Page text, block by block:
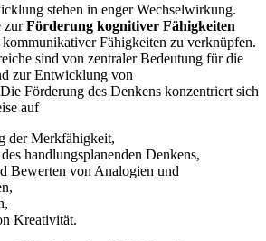
stehen in enger Wechselwirkung.
zurFörderung kognitiver Fähigkeiten
Fähigkeiten zu verknüpfen.
sind von zentraler Bedeutung für die
zur Entwicklung von
Förderung des Denkens konzentriert sich
auf
der Merkfähigkeit,
handlungsplanenden Denkens,
Bewerten von Analogien und
Kreativität.